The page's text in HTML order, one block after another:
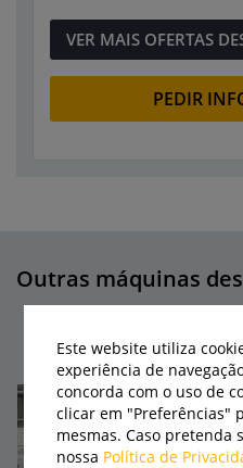
VER MAIS OFERTAS
PEDIR
Outras máquinas
Este website utiliza
experiência de
concorda com o uso de
clicar em "Preferências"
mesmas. Caso pretenda
nossa Política de